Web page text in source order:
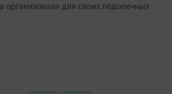
для своих подопечных